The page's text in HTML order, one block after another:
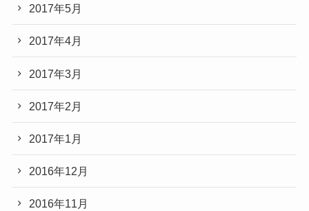
2017年5月
2017年4月
2017年3月
2017年2月
2017年1月
2016年12月
2016年11月